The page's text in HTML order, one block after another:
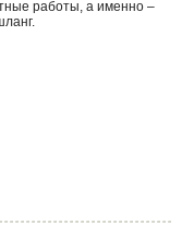
работы, а именно –